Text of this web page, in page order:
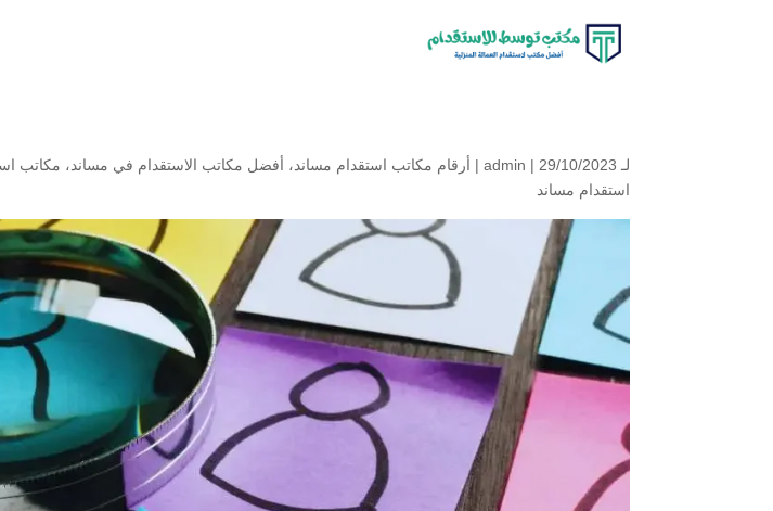
لـ admin | 29/10/2023 | أرقام مكاتب استقدام مساند، أفضل مكاتب الاستقدام في مساند، مكاتب
استقدام مساند